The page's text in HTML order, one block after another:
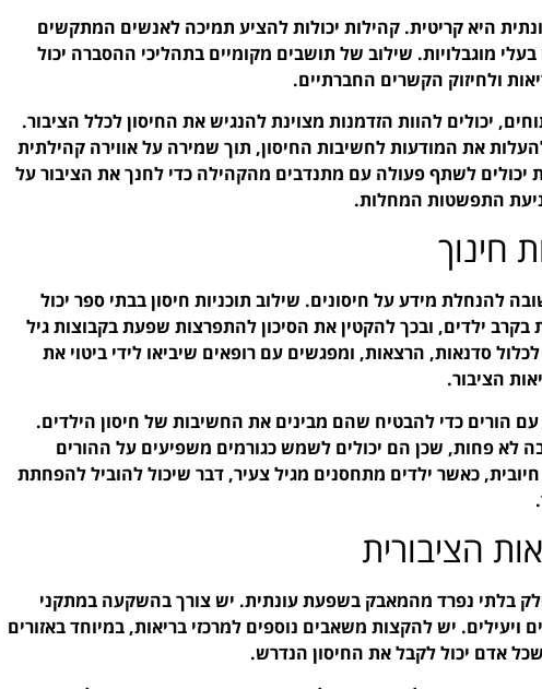
היא קריטית. קהילות יכולות להציע תמיכה לאנשים המתקשים
מוגבלויות. שילוב של תושבים מקומיים בתהליכי ההסברה יכול
ולחיזוק הקשרים החברתיים.
יכולים להוות הזדמנות מצוינת להנגיש את החיסון לכלל הציבור.
את המודעות לחשיבות החיסון, תוך שמירה על אווירה קהילתית
יכולים לשתף פעולה עם מתנדבים מהקהילה כדי לחנך את הציבור על
התפשטות המחלות.
חינוך
להנחלת מידע על חיסונים. שילוב תוכניות חיסון בבתי ספר יכול
ילדים, ובכך להקטין את הסיכון להתפרצות שפעת בקבוצות גיל
לכלול סדנאות, הרצאות, ומפגשים עם רופאים שיביאו לידי ביטוי את
הציבור.
הורים כדי להבטיח שהם מבינים את החשיבות של חיסון הילדים.
לא פחות, שכן הם יכולים לשמש כגורמים משפיעים על ההורים
כאשר ילדים מתחסנים מגיל צעיר, דבר שיכול להוביל להפחתת
הציבורית
בלתי נפרד מהמאבק בשפעת עונתית. יש צורך בהשקעה במתקני
ויעילים. יש להקצות משאבים נוספים למרכזי בריאות, במיוחד באזורים
אדם יכול לקבל את החיסון הנדרש.